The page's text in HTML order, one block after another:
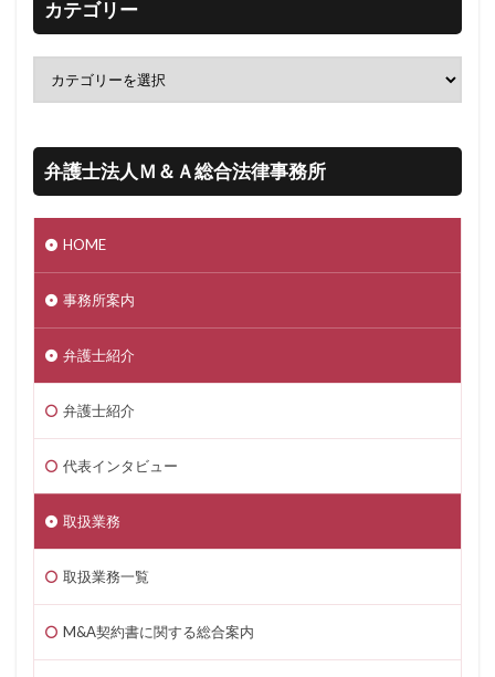
カテゴリー
弁護士法人Ｍ＆Ａ総合法律事務所
HOME
事務所案内
弁護士紹介
弁護士紹介
代表インタビュー
取扱業務
取扱業務一覧
M&A契約書に関する総合案内